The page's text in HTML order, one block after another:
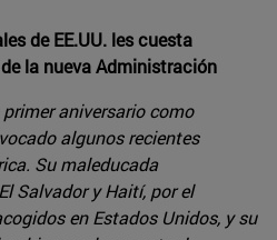
de EE.UU. les cuesta
la nueva Administración
aniversario como
algunos recientes
Su maleducada
Salvador y Haití, por el
en Estados Unidos, y su